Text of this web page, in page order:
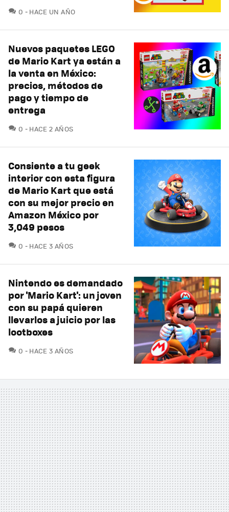
0 COMENTARIOS
HACE UN AÑO
Nuevos paquetes LEGO
de Mario Kart ya están a
la venta en México:
precios, métodos de
pago y tiempo de
entrega
0 COMENTARIOS
HACE 2 AÑOS
Consiente a tu geek
interior con esta figura
de Mario Kart que está
con su mejor precio en
Amazon México por
3,049 pesos
0 COMENTARIOS
HACE 3 AÑOS
Nintendo es demandado
por 'Mario Kart': un joven
con su papá quieren
llevarlos a juicio por las
lootboxes
0 COMENTARIOS
HACE 3 AÑOS